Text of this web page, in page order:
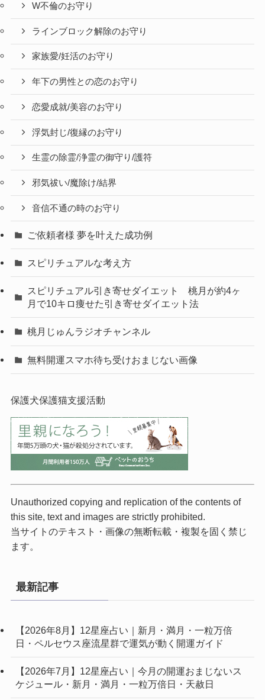
W不倫のお守り
ラインブロック解除のお守り
家族愛/妊活のお守り
年下の男性との恋のお守り
恋愛成就/美容のお守り
浮気封じ/復縁のお守り
生霊の除霊/浄霊の御守り/護符
邪気祓い/魔除け/結界
音信不通の時のお守り
ご依頼者様 夢を叶えた成功例
スピリチュアルな考え方
スピリチュアル引き寄せダイエット 桃月が約4ヶ
月で10キロ痩せた引き寄せダイエット法
桃月じゅんラジオチャンネル
無料開運スマホ待ち受けおまじない画像
保護犬保護猫支援活動
Unauthorized copying and replication of the contents of
this site, text and images are strictly prohibited.
当サイトのテキスト・画像の無断転載・複製を固く禁じ
ます。
最新記事
【2026年8月】12星座占い｜新月・満月・一粒万倍
日・ペルセウス座流星群で運気が動く開運ガイド
【2026年7月】12星座占い｜今月の開運おまじないス
ケジュール・新月・満月・一粒万倍日・天赦日